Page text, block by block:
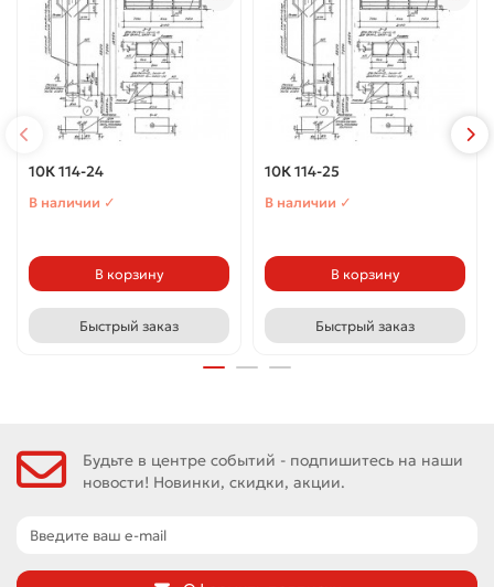
10К 114-24
В наличии ✓
В корзину
Быстрый заказ
10К 114-25
В наличии ✓
В корзину
Быстрый заказ
Будьте в центре событий - подпишитесь на наши
новости! Новинки, скидки, акции.